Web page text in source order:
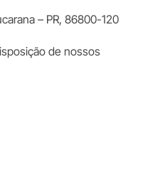
– PR, 86800-120
de nossos